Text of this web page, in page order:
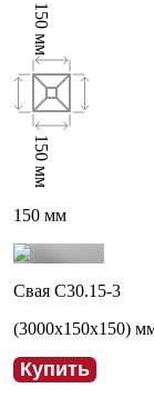
150
мм
150
мм
150 мм
Свая С30.15-3
(3000x150x150)
Купить